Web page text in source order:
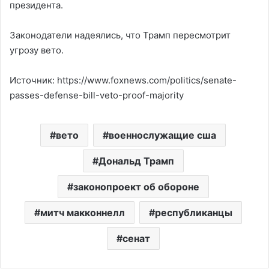
президента.
Законодатели надеялись, что Трамп пересмотрит
угрозу вето.
Источник: https://www.foxnews.com/politics/senate-
passes-defense-bill-veto-proof-majority
вето военнослужащие сша
Дональд Трамп
законопроект об обороне
митч макконнелл республиканцы
сенат